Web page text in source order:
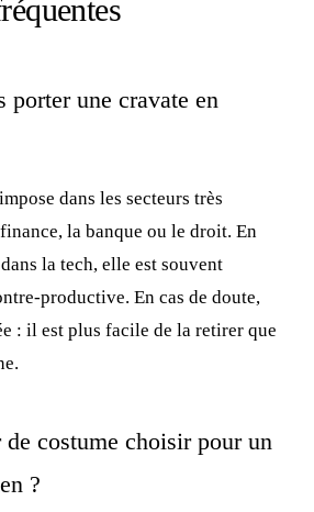
porter une cravate en
dans les secteurs très
la banque ou le droit. En
la tech, elle est souvent
productive. En cas de doute,
: il est plus facile de la retirer que
costume choisir pour un
?